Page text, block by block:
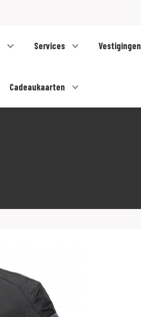
Services Vestigingen
Cadeaukaarten